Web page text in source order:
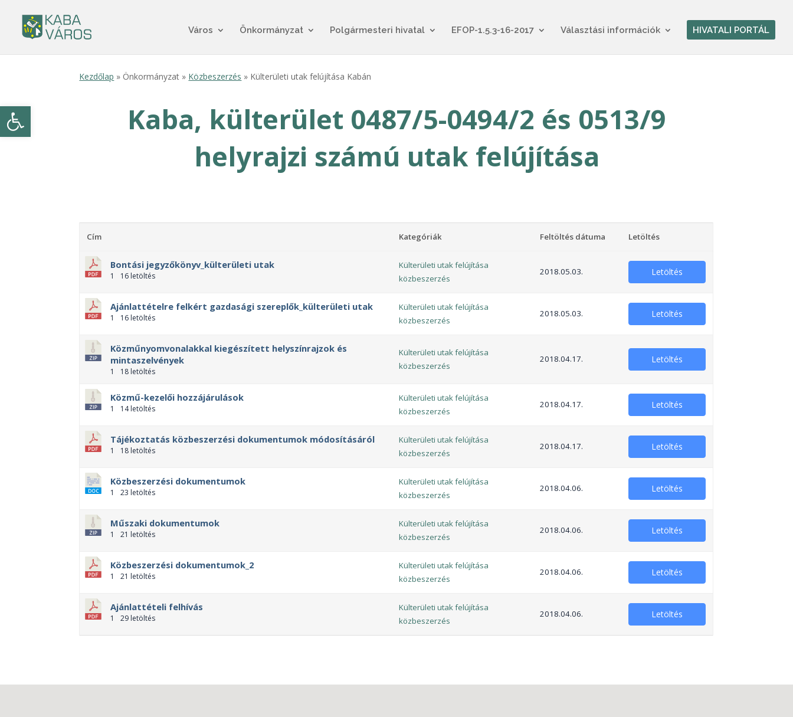
Eszköztár megnyitása
Város Önkormányzat Polgármesteri hivatal EFOP-1.5.3-16-2017 Választási információk HIVATALI PORTÁL
Kezdőlap » Önkormányzat » Közbeszerzés » Külterületi utak felújítása Kabán
Kaba, külterület 0487/5-0494/2 és 0513/9
helyrajzi számú utak felújítása
Cím Kategóriák Feltöltés dátuma Letöltés
Bontási jegyzőkönyv_külterületi utak
1 16 letöltés
Külterületi utak felújítása
közbeszerzés
2018.05.03. Letöltés
Ajánlattételre felkért gazdasági szereplők_külterületi utak
1 16 letöltés
Külterületi utak felújítása
közbeszerzés
2018.05.03. Letöltés
Közműnyomvonalakkal kiegészített helyszínrajzok és
mintaszelvények
1 18 letöltés
Külterületi utak felújítása
közbeszerzés
2018.04.17. Letöltés
Közmű-kezelői hozzájárulások
1 14 letöltés
Külterületi utak felújítása
közbeszerzés
2018.04.17. Letöltés
Tájékoztatás közbeszerzési dokumentumok módosításáról
1 18 letöltés
Külterületi utak felújítása
közbeszerzés
2018.04.17. Letöltés
Közbeszerzési dokumentumok
1 23 letöltés
Külterületi utak felújítása
közbeszerzés
2018.04.06. Letöltés
Műszaki dokumentumok
1 21 letöltés
Külterületi utak felújítása
közbeszerzés
2018.04.06. Letöltés
Közbeszerzési dokumentumok_2
1 21 letöltés
Külterületi utak felújítása
közbeszerzés
2018.04.06. Letöltés
Ajánlattételi felhívás
1 29 letöltés
Külterületi utak felújítása
közbeszerzés
2018.04.06. Letöltés